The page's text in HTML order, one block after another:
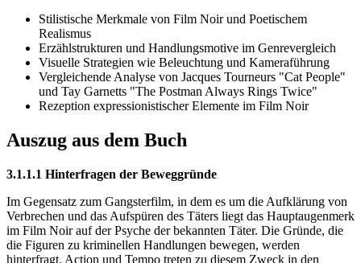
Stilistische Merkmale von Film Noir und Poetischem
Realismus
Erzählstrukturen und Handlungsmotive im Genrevergleich
Visuelle Strategien wie Beleuchtung und Kameraführung
Vergleichende Analyse von Jacques Tourneurs "Cat People"
und Tay Garnetts "The Postman Always Rings Twice"
Rezeption expressionistischer Elemente im Film Noir
Auszug aus dem Buch
3.1.1.1 Hinterfragen der Beweggründe
Im Gegensatz zum Gangsterfilm, in dem es um die Aufklärung von
Verbrechen und das Aufspüren des Täters liegt das Hauptaugenmerk
im Film Noir auf der Psyche der bekannten Täter. Die Gründe, die
die Figuren zu kriminellen Handlungen bewegen, werden
hinterfragt. Action und Tempo treten zu diesem Zweck in den